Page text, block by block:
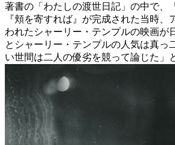
著書の「わたしの渡世日記」の中で、
『頬を寄すれば』が完成された当時、
われたシャーリー・テンプルの映画が
とシャーリー・テンプルの人気は真っ
い世間は二人の優劣を競って論じた」